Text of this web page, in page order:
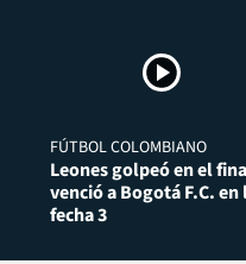
FÚTBOL COLOMBIANO
Leones golpeó en el
venció a Bogotá F.C. en
fecha 3